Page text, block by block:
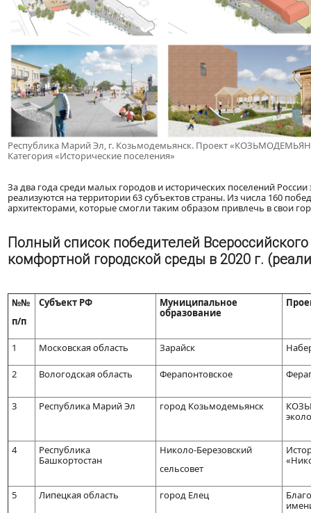
Республика Марий Эл, г. Козьмодемьянск. Проект
Категория «Исторические поселения»
За два года среди малых городов и исторических поселений
реализуются на территории 63 субъектов страны. Из числа 160
архитекторами, которые смогли таким образом привлечь в свои
Полный список победителей
комфортной городской среды в 2020 г.
№№
п/п
Субъект РФ
Муниципальное
образование
1 Московская область Зарайск
2 Вологодская область Ферапонтовское
3 Республика Марий Эл город Козьмодемьянск
4
Республика
Башкортостан
Николо-Березовский
сельсовет
5 Липецкая область город Елец